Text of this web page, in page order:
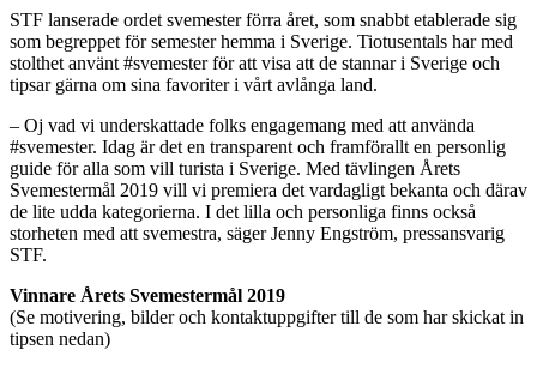
STF lanserade ordet svemester förra året, som snabbt etablerade sig
som begreppet för semester hemma i Sverige. Tiotusentals har med
stolthet använt #svemester för att visa att de stannar i Sverige och
tipsar gärna om sina favoriter i vårt avlånga land.
– Oj vad vi underskattade folks engagemang med att använda
#svemester. Idag är det en transparent och framförallt en personlig
guide för alla som vill turista i Sverige. Med tävlingen Årets
Svemestermål 2019 vill vi premiera det vardagligt bekanta och därav
de lite udda kategorierna. I det lilla och personliga finns också
storheten med att svemestra, säger Jenny Engström, pressansvarig
STF.
Vinnare Årets Svemestermål 2019
(Se motivering, bilder och kontaktuppgifter till de som har skickat in
tipsen nedan)